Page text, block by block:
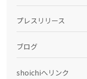
プレスリリース
ブログ
shoichiへリンク